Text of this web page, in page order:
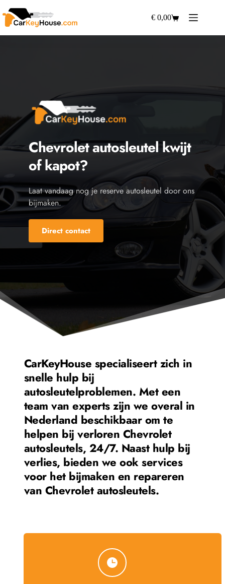
naar
de
Winkelwagen
€ 0,00
Chevrolet autosleutel kwijt
of kapot?
Laat vandaag nog je reserve autosleutel door ons
bijmaken.
Direct contact
CarKeyHouse specialiseert zich in
snelle hulp bij
autosleutelproblemen. Met een
team van experts zijn we overal in
Nederland beschikbaar om te
helpen bij verloren Chevrolet
autosleutels, 24/7. Naast hulp bij
verlies, bieden we ook services
voor het bijmaken en repareren
van Chevrolet autosleutels.